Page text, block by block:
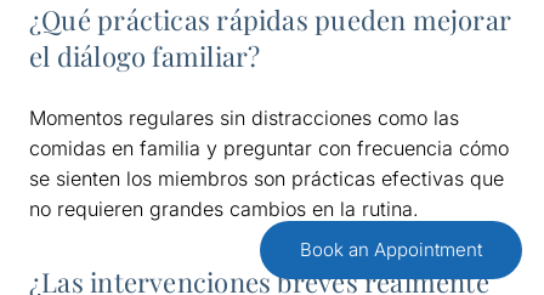
¿Qué prácticas rápidas pueden mejorar
el diálogo familiar?
Momentos regulares sin distracciones como las
comidas en familia y preguntar con frecuencia cómo
se sienten los miembros son prácticas efectivas que
no requieren grandes cambios en la rutina.
¿Las intervenciones breves realmente
Book an Appointment